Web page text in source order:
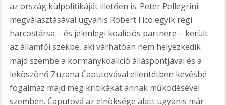
az ország külpolitikáját illetően is. Peter Pellegrini
megválasztásával ugyanis Robert Fico egyik régi
harcostársa – és jelenlegi koalíciós partnere – került
az államfői székbe, aki várhatóan nem helyezkedik
majd szembe a kormánykoalíció álláspontjával és a
leköszönő Zuzana Čaputovával ellentétben kevésbé
fogalmaz majd meg kritikákat annak működésével
szemben. Čaputová az elnöksége alatt ugyanis már